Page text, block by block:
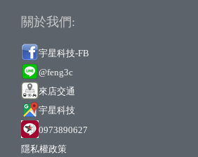
關於我們:
宇星科技-FB
@feng3c
來店交通
宇星科技
0973890627
隱私權政策